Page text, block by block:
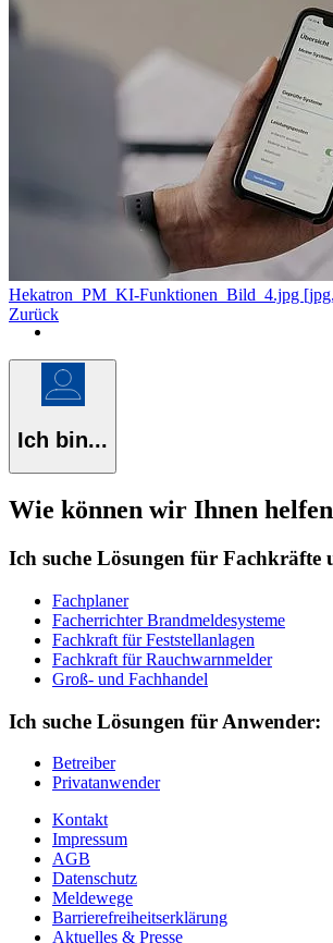
Hekatron_PM_KI-Funktionen_Bild_4.jpg
Zurück
Ich bin...
Wie können wir Ihnen
Ich suche Lösungen für Fachkräfte
Fachplaner
Facherrichter Brandmeldesysteme
Fachkraft für Feststellanlagen
Fachkraft für Rauchwarnmelder
Groß- und Fachhandel
Ich suche Lösungen für Anwender:
Betreiber
Privatanwender
Kontakt
Impressum
AGB
Datenschutz
Meldewege
Barrierefreiheitserklärung
Aktuelles & Presse